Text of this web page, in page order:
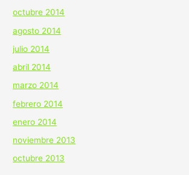
octubre 2014
agosto 2014
julio 2014
abril 2014
marzo 2014
febrero 2014
enero 2014
noviembre 2013
octubre 2013